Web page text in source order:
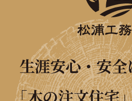
生涯安心・安全
「木の注文住宅